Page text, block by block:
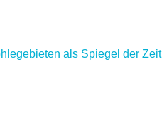
als Spiegel der Zeit